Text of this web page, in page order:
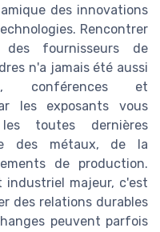
des innovations
Rencontrer
des fournisseurs de
n'a jamais été aussi
conférences et
les exposants vous
toutes dernières
des métaux, de la
de production.
industriel majeur, c'est
des relations durables
peuvent parfois